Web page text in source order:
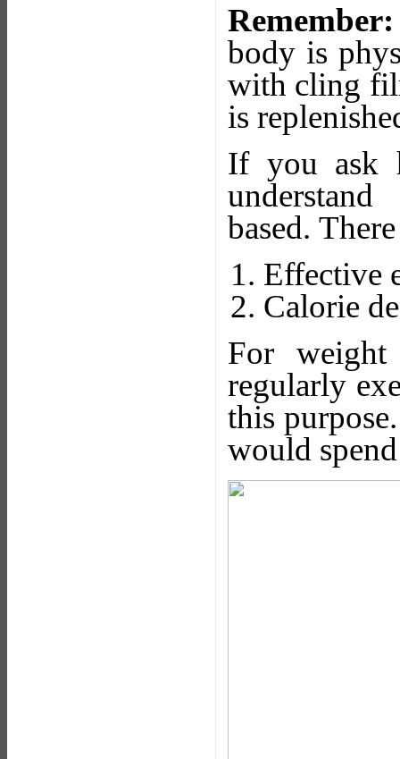
Remember:
body is
with cling
is
If you ask
based.
Effective
Calorie
For
regularly
this
would